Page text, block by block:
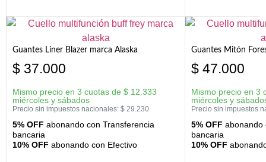
Guantes Liner Blazer marca Alaska
$ 37.000
Mismo precio en 3 cuotas de $ 12.333
miércoles y sábados
Precio sin impuestos nacionales: $ 29.230
5% OFF abonando con Transferencia
bancaria
10% OFF abonando con Efectivo
Guantes Mitón
$ 47.000
Mismo precio en 3
miércoles y
Precio sin impuestos
5% OFF abonando
bancaria
10% OFF